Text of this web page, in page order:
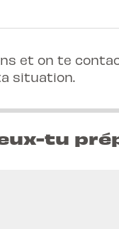
et on te
situation.
tu